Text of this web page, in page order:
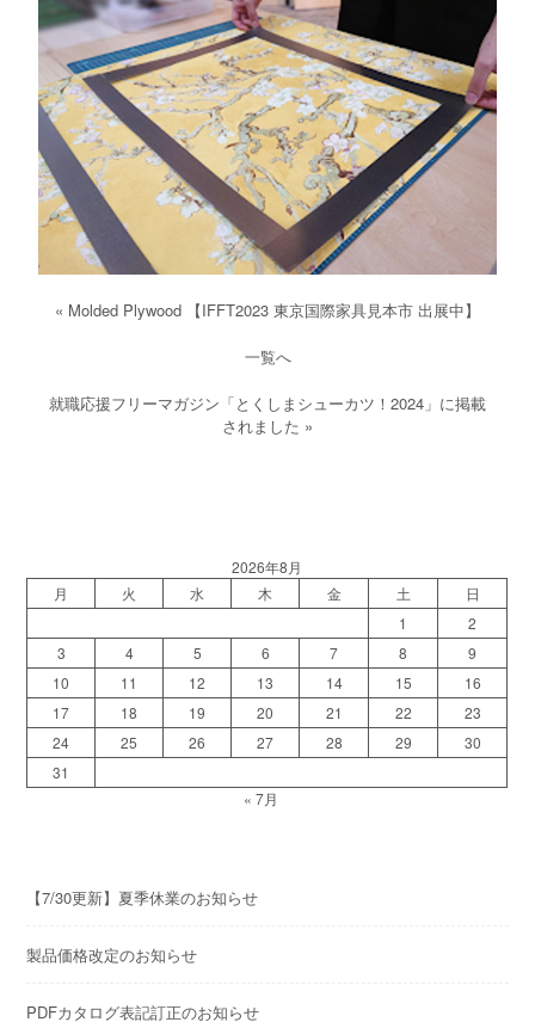
« Molded Plywood 【IFFT2023 東京国際家具見本市 出展中】
一覧へ
就職応援フリーマガジン「とくしまシューカツ！2024」に掲載
されました »
2026年8月
月
火 水 木 金 土
日
1
2
3
4 5 6 7 8
9
10
11 12 13 14 15
16
17
18 19 20 21 22
23
24
25 26 27 28 29
30
31
« 7月
【7/30更新】夏季休業のお知らせ
製品価格改定のお知らせ
PDFカタログ表記訂正のお知らせ